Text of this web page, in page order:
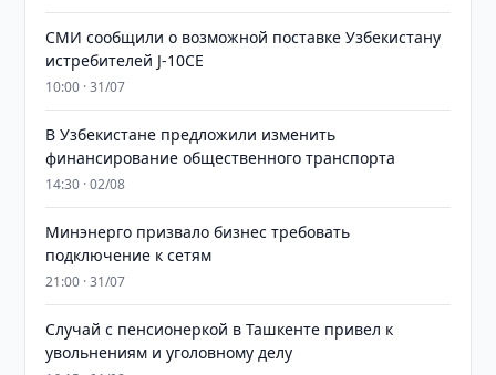
СМИ сообщили о возможной поставке Узбекистану
истребителей J-10CE
10:00 · 31/07
В Узбекистане предложили изменить
финансирование общественного транспорта
14:30 · 02/08
Минэнерго призвало бизнес требовать
подключение к сетям
21:00 · 31/07
Случай с пенсионеркой в Ташкенте привел к
увольнениям и уголовному делу